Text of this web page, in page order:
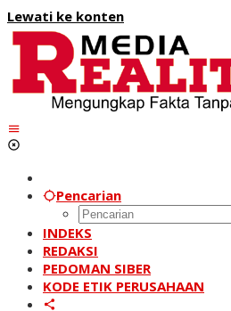
Lewati ke konten
Pencarian
INDEKS
REDAKSI
PEDOMAN SIBER
KODE ETIK PERUSAHAAN